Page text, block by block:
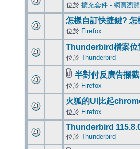
位於 擴充套件 - 網頁瀏覽
怎樣自訂快捷鍵? 怎
位於 Firefox
Thunderbird檔案位
位於 Thunderbird
半對付反廣告攔
位於 Firefox
火狐的UI比起
位於 Firefox
Thunderbird
位於 Thunderbird